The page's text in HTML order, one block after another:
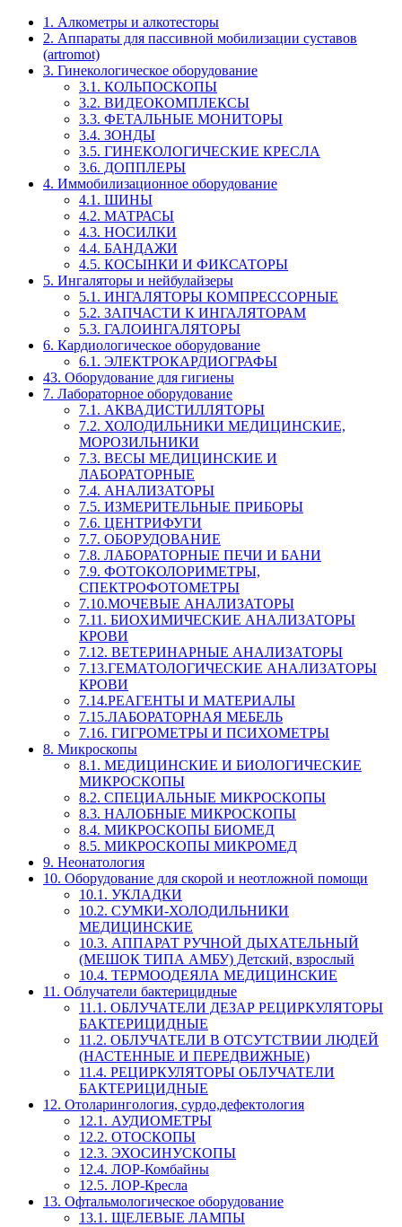
1. Алкометры и алкотесторы
2. Аппараты для пассивной мобилизации суставов
(artromot)
3. Гинекологическое оборудование
3.1. КОЛЬПОСКОПЫ
3.2. ВИДЕОКОМПЛЕКСЫ
3.3. ФЕТАЛЬНЫЕ МОНИТОРЫ
3.4. ЗОНДЫ
3.5. ГИНЕКОЛОГИЧЕСКИЕ КРЕСЛА
3.6. ДОППЛЕРЫ
4. Иммобилизационное оборудование
4.1. ШИНЫ
4.2. МАТРАСЫ
4.3. НОСИЛКИ
4.4. БАНДАЖИ
4.5. КОСЫНКИ И ФИКСАТОРЫ
5. Ингаляторы и нейбулайзеры
5.1. ИНГАЛЯТОРЫ КОМПРЕССОРНЫЕ
5.2. ЗАПЧАСТИ К ИНГАЛЯТОРАМ
5.3. ГАЛОИНГАЛЯТОРЫ
6. Кардиологическое оборудование
6.1. ЭЛЕКТРОКАРДИОГРАФЫ
43. Оборудование для гигиены
7. Лабораторное оборудование
7.1. АКВАДИСТИЛЛЯТОРЫ
7.2. ХОЛОДИЛЬНИКИ МЕДИЦИНСКИЕ,
МОРОЗИЛЬНИКИ
7.3. ВЕСЫ МЕДИЦИНСКИЕ И
ЛАБОРАТОРНЫЕ
7.4. АНАЛИЗАТОРЫ
7.5. ИЗМЕРИТЕЛЬНЫЕ ПРИБОРЫ
7.6. ЦЕНТРИФУГИ
7.7. ОБОРУДОВАНИЕ
7.8. ЛАБОРАТОРНЫЕ ПЕЧИ И БАНИ
7.9. ФОТОКОЛОРИМЕТРЫ,
СПЕКТРОФОТОМЕТРЫ
7.10.МОЧЕВЫЕ АНАЛИЗАТОРЫ
7.11. БИОХИМИЧЕСКИЕ АНАЛИЗАТОРЫ
КРОВИ
7.12. ВЕТЕРИНАРНЫЕ АНАЛИЗАТОРЫ
7.13.ГЕМАТОЛОГИЧЕСКИЕ АНАЛИЗАТОРЫ
КРОВИ
7.14.РЕАГЕНТЫ И МАТЕРИАЛЫ
7.15.ЛАБОРАТОРНАЯ МЕБЕЛЬ
7.16. ГИГРОМЕТРЫ И ПСИХОМЕТРЫ
8. Микроскопы
8.1. МЕДИЦИНСКИЕ И БИОЛОГИЧЕСКИЕ
МИКРОСКОПЫ
8.2. СПЕЦИАЛЬНЫЕ МИКРОСКОПЫ
8.3. НАЛОБНЫЕ МИКРОСКОПЫ
8.4. МИКРОСКОПЫ БИОМЕД
8.5. МИКРОСКОПЫ МИКРОМЕД
9. Неонатология
10. Оборудование для скорой и неотложной помощи
10.1. УКЛАДКИ
10.2. СУМКИ-ХОЛОДИЛЬНИКИ
МЕДИЦИНСКИЕ
10.3. АППАРАТ РУЧНОЙ ДЫХАТЕЛЬНЫЙ
(МЕШОК ТИПА АМБУ) Детский, взрослый
10.4. ТЕРМООДЕЯЛА МЕДИЦИНСКИЕ
11. Облучатели бактерицидные
11.1. ОБЛУЧАТЕЛИ ДЕЗАР РЕЦИРКУЛЯТОРЫ
БАКТЕРИЦИДНЫЕ
11.2. ОБЛУЧАТЕЛИ В ОТСУТСТВИИ ЛЮДЕЙ
(НАСТЕННЫЕ И ПЕРЕДВИЖНЫЕ)
11.4. РЕЦИРКУЛЯТОРЫ ОБЛУЧАТЕЛИ
БАКТЕРИЦИДНЫЕ
12. Отоларингология, сурдо,дефектология
12.1. АУДИОМЕТРЫ
12.2. ОТОСКОПЫ
12.3. ЭХОСИНУСКОПЫ
12.4. ЛОР-Комбайны
12.5. ЛОР-Кресла
13. Офтальмологическое оборудование
13.1. ЩЕЛЕВЫЕ ЛАМПЫ